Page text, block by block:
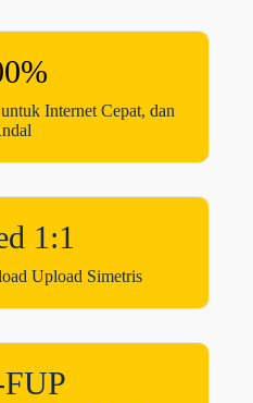
Internet Cepat, dan
1:1
Upload Simetris